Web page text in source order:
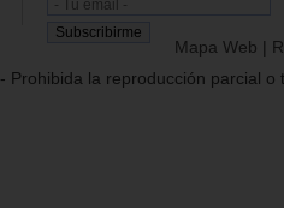
Mapa Web |
- Prohibida la reproducción parcial o